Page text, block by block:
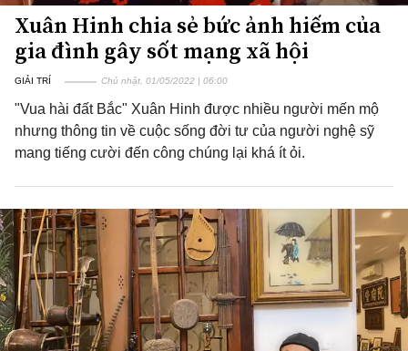
Xuân Hinh chia sẻ bức ảnh hiếm của
gia đình gây sốt mạng xã hội
GIẢI TRÍ Chủ nhật, 01/05/2022 | 06:00
"Vua hài đất Bắc" Xuân Hinh được nhiều người mến mộ
nhưng thông tin về cuộc sống đời tư của người nghệ sỹ
mang tiếng cười đến công chúng lại khá ít ỏi.